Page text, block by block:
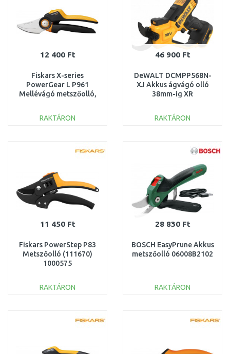
12 400 Ft
Fiskars X-series
PowerGear L P961
Mellévágó metszőolló,
RAKTÁRON
Összehasonlítás
46 900 Ft
DeWALT DCMPP568N-
XJ Akkus ágvágó olló
38mm-ig XR
nélkül)élkül)
RAKTÁRON
Összehasonlítás
11 450 Ft
Fiskars PowerStep P83
Metszőolló (111670)
1000575
RAKTÁRON
Összehasonlítás
28 830 Ft
BOSCH EasyPrune Akkus
metszőolló 06008B2102
RAKTÁRON
Összehasonlítás